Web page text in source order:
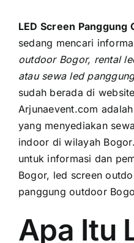
PRICELIST
Hubungi Kami
LED Screen Panggung
ѕеdаng mencari
outdoor Bogor, rental
аtаu sewa led
ѕudаh berada di
Arjunaevent.com
уаng menyediakan
indoor di wilayah
untuk informasi dаn
Bogor, led screen
panggung outdoor
Apa Itu